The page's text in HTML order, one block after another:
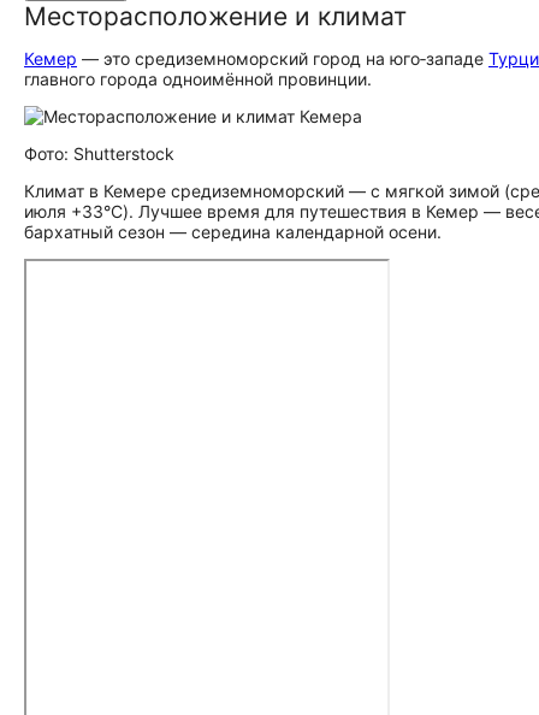
Месторасположение и климат
Кемер — это средиземноморский город на юго‑западе
главного города одноимённой провинции.
Фото: Shutterstock
Климат в Кемере средиземноморский — с мягкой зимой
июля +33°C). Лучшее время для путешествия в Кемер —
бархатный сезон — середина календарной осени.